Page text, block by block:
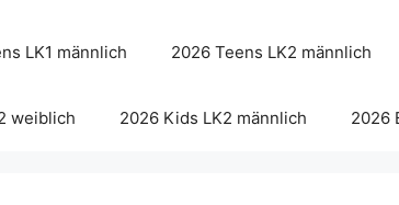
LK1 männlich 2026 Teens LK2 männlich
weiblich 2026 Kids LK2 männlich 2026